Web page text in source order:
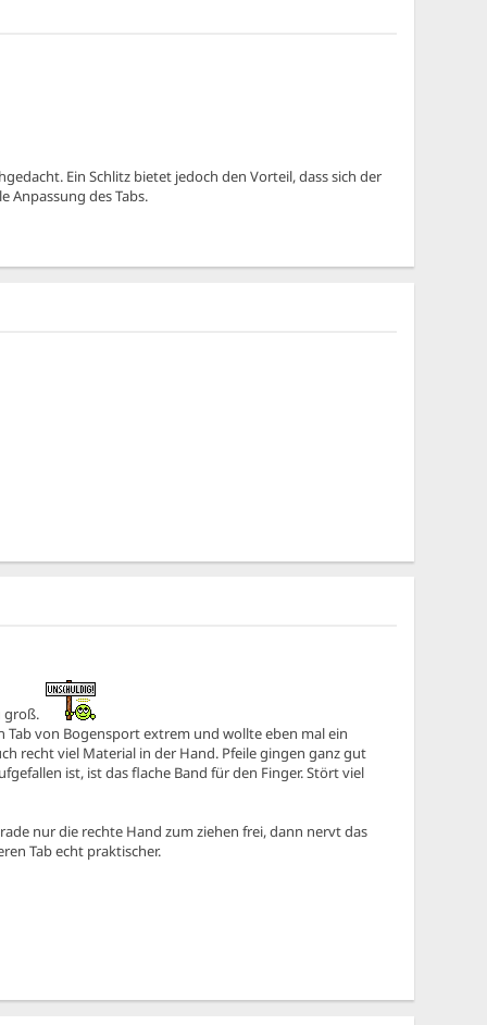
Ein Schlitz bietet jedoch den Vorteil, dass sich der
Anpassung des Tabs.
groß.
Tab von Bogensport extrem und wollte eben mal ein
recht viel Material in der Hand. Pfeile gingen ganz gut
ist, ist das flache Band für den Finger. Stört viel
nur die rechte Hand zum ziehen frei, dann nervt das
Tab echt praktischer.